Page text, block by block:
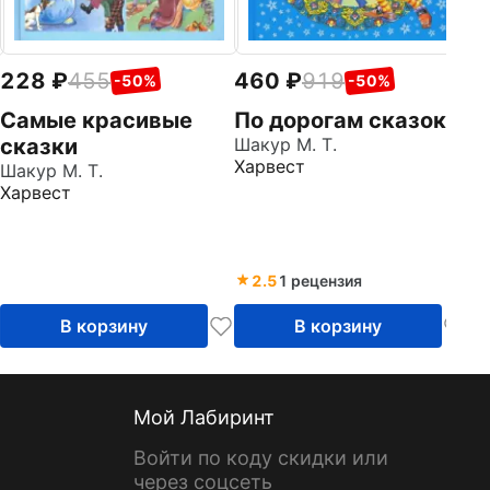
228 455 -50%
Самые красивые
сказки
Шакур М. Т.
Харвест
В корзину
460 919 -50%
По дорогам сказок
Шакур М. Т.
Харвест
2.51 рецензия
В корзину
Мой Лабиринт
Войти по коду скидки или
через соцсеть